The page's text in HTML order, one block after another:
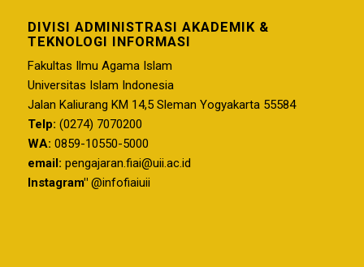
DIVISI ADMINISTRASI AKADEMIK &
TEKNOLOGI INFORMASI
Fakultas Ilmu Agama Islam
Universitas Islam Indonesia
Jalan Kaliurang KM 14,5 Sleman Yogyakarta 55584
Telp: (0274) 7070200
WA: 0859-10550-5000
email: pengajaran.fiai@uii.ac.id
Instagram"@infofiaiuii